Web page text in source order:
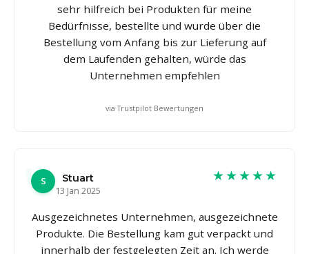
sehr hilfreich bei Produkten für meine
Bedürfnisse, bestellte und wurde über die
Bestellung vom Anfang bis zur Lieferung auf
dem Laufenden gehalten, würde das
Unternehmen empfehlen
via Trustpilot Bewertungen
S
Stuart
13 Jan 2025
★★★★★
Ausgezeichnetes Unternehmen, ausgezeichnete
Produkte. Die Bestellung kam gut verpackt und
innerhalb der festgelegten Zeit an. Ich werde